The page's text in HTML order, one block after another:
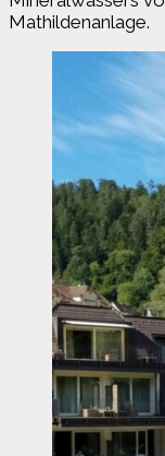
Mathildenanlage.